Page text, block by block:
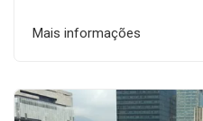
Mais informações